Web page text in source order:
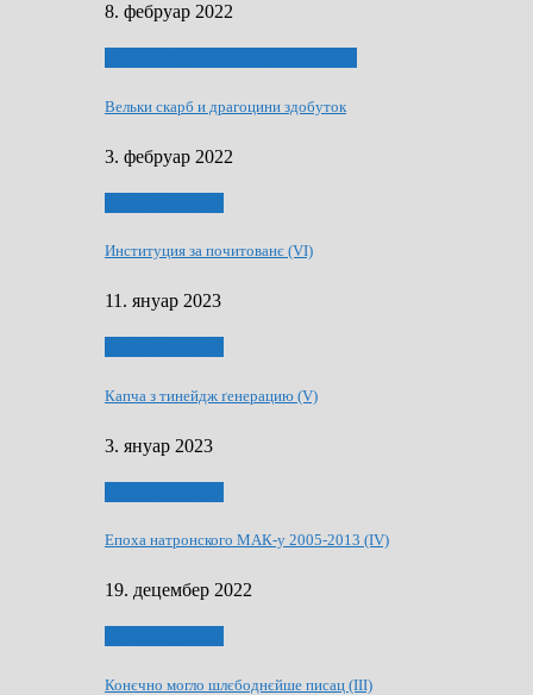
8. фебруар 2022
Вельки скарб и драгоцини здобуток
3. фебруар 2022
Институция за почитованє (VI)
11. януар 2023
Капча з тинейдж ґенерацию (V)
3. януар 2023
Епоха натронского МАК-у 2005-2013 (IV)
19. децембер 2022
Конєчно могло шлєбоднєйше писац (III)